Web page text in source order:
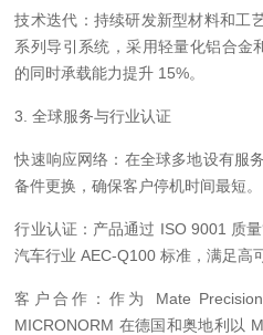
技术迭代：持续研发新型材料和工
系列导引系统，采用轻量化铝合金
的同时承载能力提升 15%。
3. 全球服务与行业认证
快速响应网络：在全球多地设有服
备件更换，确保客户停机时间最短。
行业认证：产品通过 ISO 9001 质
汽车行业 AEC-Q100 标准，满足高
客户合作：作为 Mate
MICRONORM 在德国和奥地利以